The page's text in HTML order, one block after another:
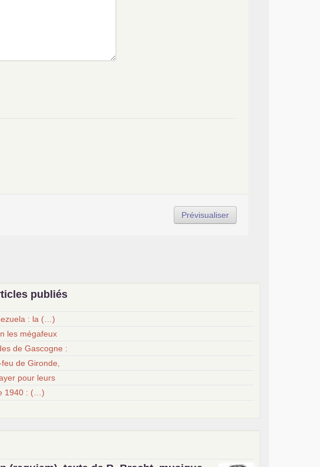
publiés
: la (…)
les mégafeux
de Gascogne :
de Gironde,
pour leurs
1940 : (…)